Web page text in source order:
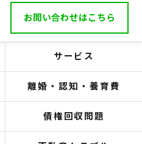
お問い合わせはこちら
サービス
離婚・認知・養育費
債権回収問題